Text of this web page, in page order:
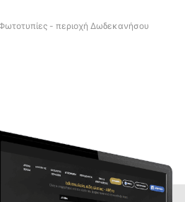
Φωτοτυπίες - περιοχή Δωδεκανήσου